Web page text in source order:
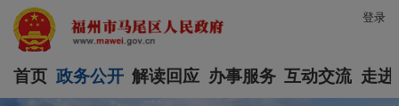
登录
首页 政务公开 解读回应 办事服务 互动交流 走进